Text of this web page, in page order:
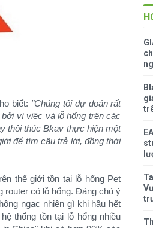
biết: "Chúng tôi dự đoán rất
vì việc vá lỗ hổng trên các
thôi thúc Bkav thực hiện một
để tìm câu trả lời, đồng thời
thế giới tồn tại lỗ hổng Pet
router có lỗ hổng. Đáng chú ý
ngạc nhiên gì khi hầu hết
thống tồn tại lỗ hổng nhiều